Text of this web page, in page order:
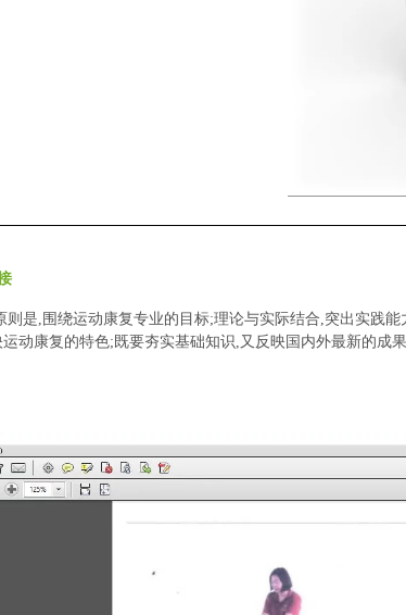
则是,围绕运动康复专业的目标;理论与实际结合,突出实践
动康复的特色;既要夯实基础知识,又反映国内外最新的成